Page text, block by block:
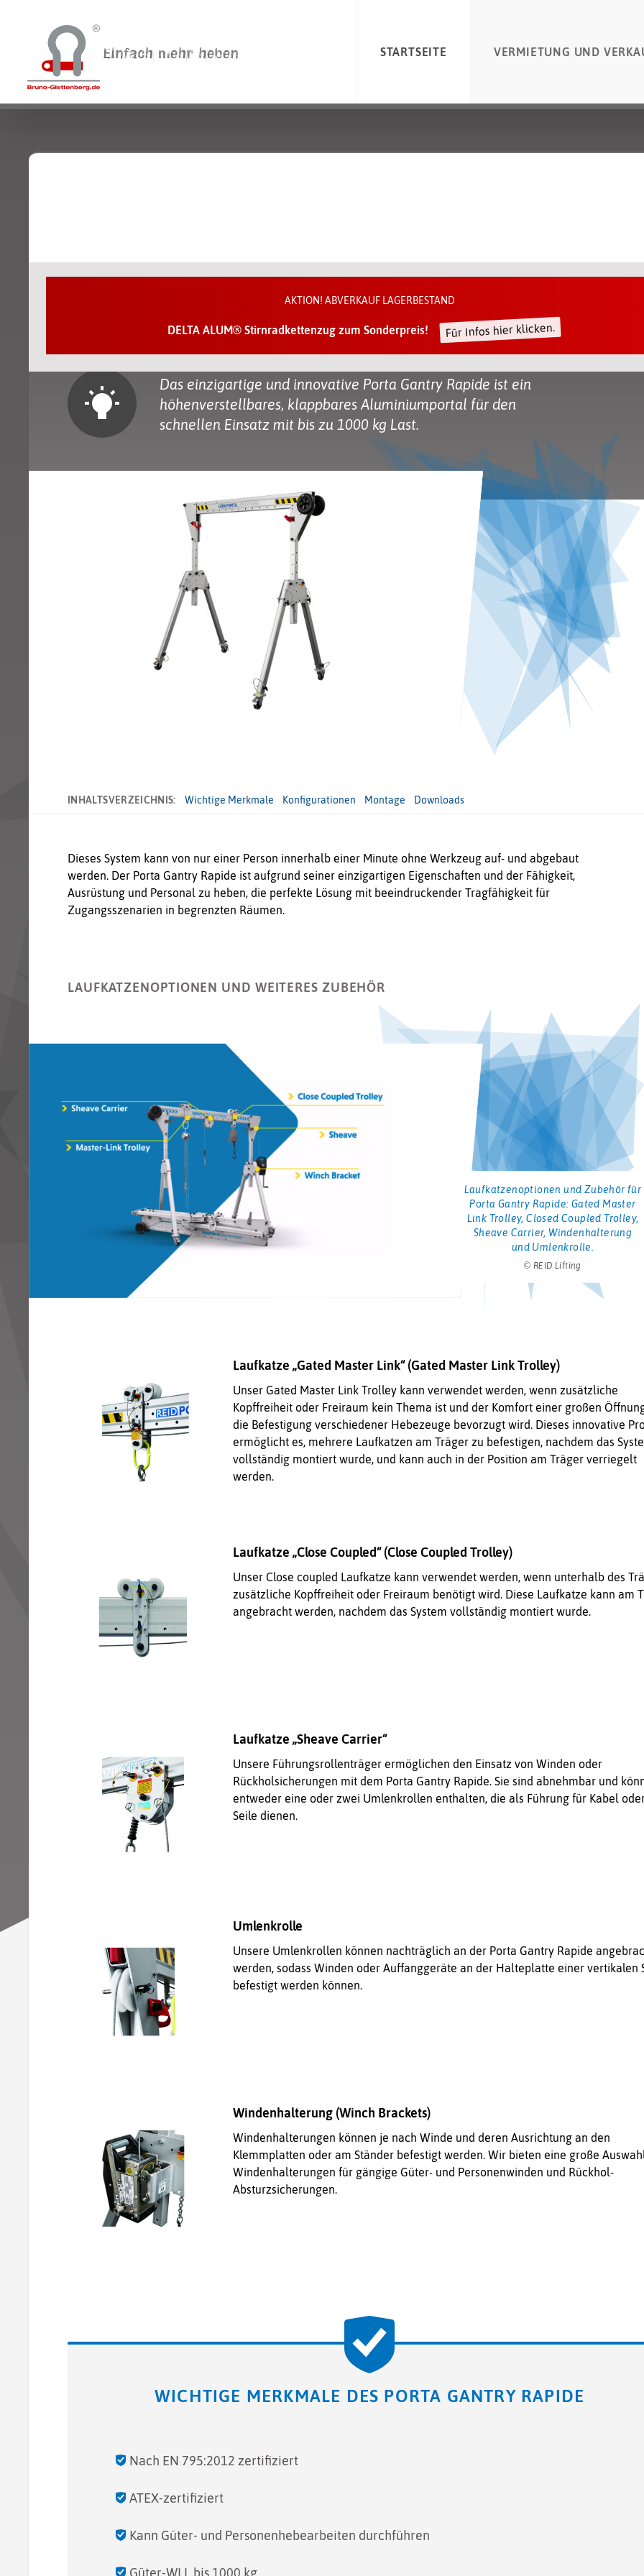
STARTSEITE VERMIETUNG UND
AKTION! ABVERKAUF LAGERBESTAND
DELTA ALUM® Stirnradkettenzug zum Sonderpreis! Für Infos hier klicken.
beeindruckender Tragfähigkeit
Das einzigartige und innovative Porta Gantry Rapide ist ein
höhenverstellbares, klappbares Aluminiumportal für den
schnellen Einsatz mit bis zu 1000 kg Last.
INHALTSVERZEICHNIS: Wichtige Merkmale Konfigurationen Montage Downloads
Dieses System kann von nur einer Person innerhalb einer Minute ohne Werkzeug auf- und abgebaut
werden. Der Porta Gantry Rapide ist aufgrund seiner einzigartigen Eigenschaften und der Fähigkeit,
Ausrüstung und Personal zu heben, die perfekte Lösung mit beeindruckender Tragfähigkeit für
Zugangsszenarien in begrenzten Räumen.
LAUFKATZENOPTIONEN UND WEITERES ZUBEHÖR
Laufkatzenoptionen und Zubehör für
Porta Gantry Rapide: Gated Master
Link Trolley, Closed Coupled Trolley,
Sheave Carrier, Windenhalterung
und Umlenkrolle.
© REID Lifting
Laufkatze „Gated Master Link“ (Gated Master Link Trolley)
Unser Gated Master Link Trolley kann verwendet werden, wenn zusätzliche
Kopffreiheit oder Freiraum kein Thema ist und der Komfort einer großen
die Befestigung verschiedener Hebezeuge bevorzugt wird. Dieses innovative
ermöglicht es, mehrere Laufkatzen am Träger zu befestigen, nachdem das
vollständig montiert wurde, und kann auch in der Position am Träger verriegelt
werden.
Laufkatze „Close Coupled“ (Close Coupled Trolley)
Unser Close coupled Laufkatze kann verwendet werden, wenn unterhalb des
zusätzliche Kopffreiheit oder Freiraum benötigt wird. Diese Laufkatze kann am
angebracht werden, nachdem das System vollständig montiert wurde.
Laufkatze „Sheave Carrier“
Unsere Führungsrollenträger ermöglichen den Einsatz von Winden oder
Rückholsicherungen mit dem Porta Gantry Rapide. Sie sind abnehmbar und
entweder eine oder zwei Umlenkrollen enthalten, die als Führung für Kabel
Seile dienen.
Umlenkrolle
Unsere Umlenkrollen können nachträglich an der Porta Gantry Rapide
werden, sodass Winden oder Auffanggeräte an der Halteplatte einer vertikalen
befestigt werden können.
Windenhalterung (Winch Brackets)
Windenhalterungen können je nach Winde und deren Ausrichtung an den
Klemmplatten oder am Ständer befestigt werden. Wir bieten eine große
Windenhalterungen für gängige Güter- und Personenwinden und Rückhol-
Absturzsicherungen.
WICHTIGE MERKMALE DES PORTA GANTRY RAPIDE
Nach EN 795:2012 zertifiziert
ATEX-zertifiziert
Kann Güter- und Personenhebearbeiten durchführen
Güter-WLL bis 1000 kg